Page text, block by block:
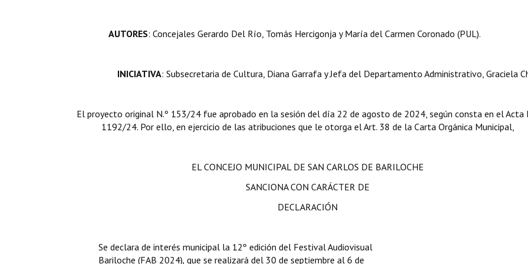
AUTORES: Concejales Gerardo Del Río, Tomás Hercigonja y María del Carmen Coronado (PUL).
INICIATIVA: Subsecretaria de Cultura, Diana Garrafa y Jefa del Departamento Administrativo, Graciela
El proyecto original N.º 153/24 fue aprobado en la sesión del día 22 de agosto de 2024, según consta en el Acta
1192/24. Por ello, en ejercicio de las atribuciones que le otorga el Art. 38 de la Carta Orgánica Municipal,
EL CONCEJO MUNICIPAL DE SAN CARLOS DE BARILOCHE
SANCIONA CON CARÁCTER DE
DECLARACIÓN
Se declara de interés municipal la 12º edición del Festival Audiovisual
Bariloche (FAB 2024), que se realizará del 30 de septiembre al 6 de